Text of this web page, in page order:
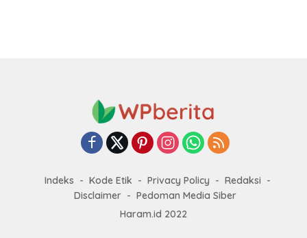
Indeks Kode Etik Privacy Policy
Redaksi
Disclaimer
Pedoman Media Siber
Haram.id 2022